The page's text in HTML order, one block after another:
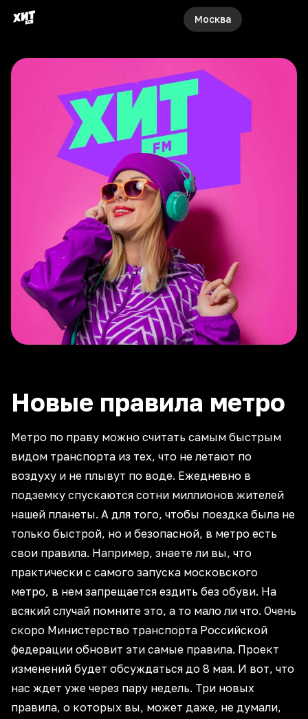
Москва
Новые правила метро
Метро по праву можно считать самым быстрым
видом транспорта из тех, что не летают по
воздуху и не плывут по воде. Ежедневно в
подземку спускаются сотни миллионов жителей
нашей планеты. А для того, чтобы поездка была не
только быстрой, но и безопасной, в метро есть
свои правила. Например, знаете ли вы, что
практически с самого запуска московского
метро, в нем запрещается ездить без обуви. На
всякий случай помните это, а то мало ли что. Очень
скоро Министерство транспорта Российской
федерации обновит эти самые правила. Проект
изменений будет обсуждаться до 8 мая. И вот, что
нас ждет уже через пару недель. Три новых
правила, о которых вы, может даже, не думали,